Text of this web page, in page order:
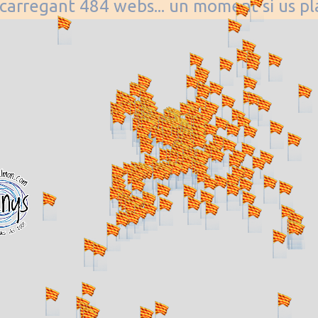
484 webs... un moment si us